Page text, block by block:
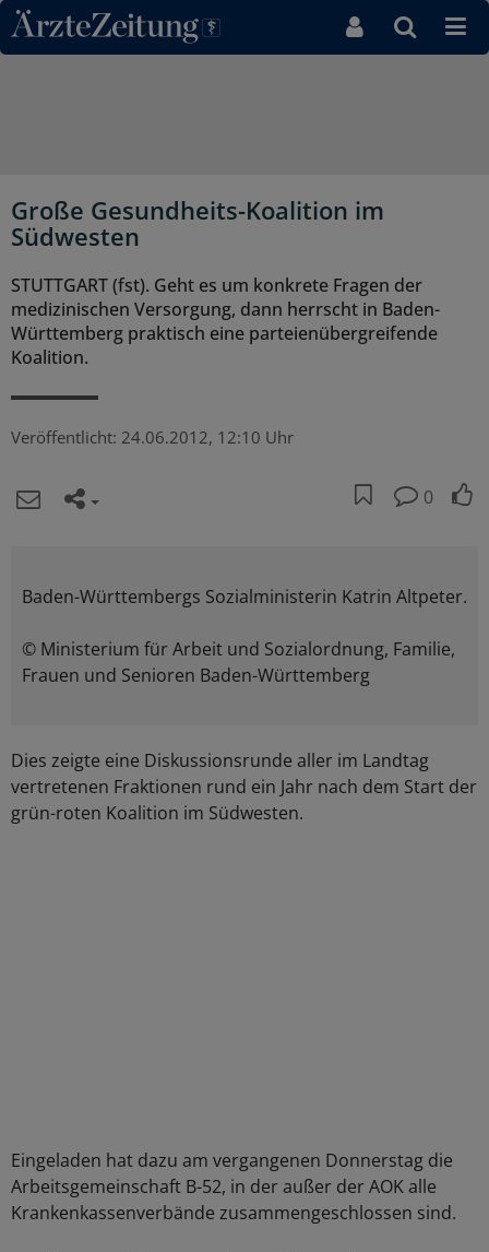
Direkt zum Inhaltsbereich
Große Gesundheits-Koalition im
Südwesten
STUTTGART (fst). Geht es um konkrete Fragen der
medizinischen Versorgung, dann herrscht in Baden-
Württemberg praktisch eine parteienübergreifende
Koalition.
Veröffentlicht: 24.06.2012, 12:10 Uhr
0
Baden-Württembergs Sozialministerin Katrin Altpeter.
© Ministerium für Arbeit und Sozialordnung, Familie,
Frauen und Senioren Baden-Württemberg
Dies zeigte eine Diskussionsrunde aller im Landtag
vertretenen Fraktionen rund ein Jahr nach dem Start der
grün-roten Koalition im Südwesten.
Eingeladen hat dazu am vergangenen Donnerstag die
Arbeitsgemeinschaft B-52, in der außer der AOK alle
Krankenkassenverbände zusammengeschlossen sind.